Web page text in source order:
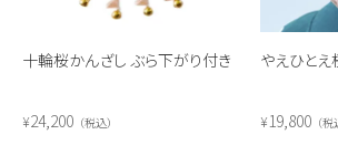
十輪桜かんざし ぶら下がり付き
¥24,200 税込
やえひと
¥19,800 税